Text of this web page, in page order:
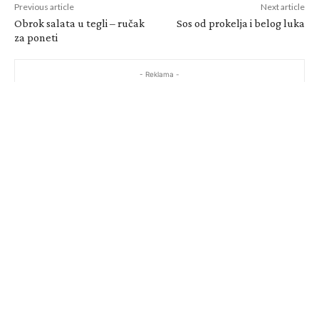
Previous article
Obrok salata u tegli – ručak
za poneti
Next article
Sos od prokelja i belog luka
- Reklama -